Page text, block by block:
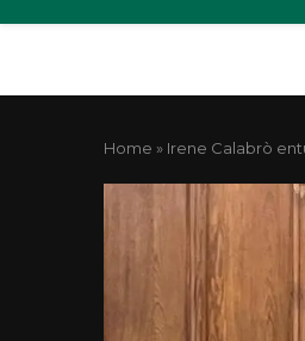
Home » Irene Calabrò